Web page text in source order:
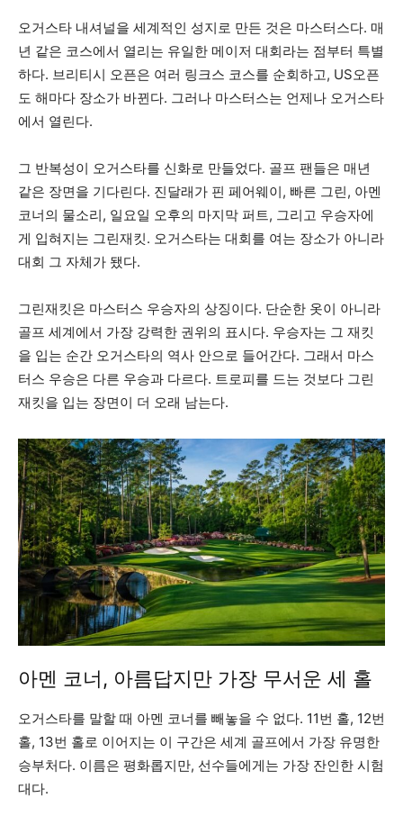
오거스타 내셔널을 세계적인 성지로 만든 것은 마스터스다. 매
년 같은 코스에서 열리는 유일한 메이저 대회라는 점부터 특별
하다. 브리티시 오픈은 여러 링크스 코스를 순회하고, US오픈
도 해마다 장소가 바뀐다. 그러나 마스터스는 언제나 오거스타
에서 열린다.
그 반복성이 오거스타를 신화로 만들었다. 골프 팬들은 매년
같은 장면을 기다린다. 진달래가 핀 페어웨이, 빠른 그린, 아멘
코너의 물소리, 일요일 오후의 마지막 퍼트, 그리고 우승자에
게 입혀지는 그린재킷. 오거스타는 대회를 여는 장소가 아니라
대회 그 자체가 됐다.
그린재킷은 마스터스 우승자의 상징이다. 단순한 옷이 아니라
골프 세계에서 가장 강력한 권위의 표시다. 우승자는 그 재킷
을 입는 순간 오거스타의 역사 안으로 들어간다. 그래서 마스
터스 우승은 다른 우승과 다르다. 트로피를 드는 것보다 그린
재킷을 입는 장면이 더 오래 남는다.
아멘 코너, 아름답지만 가장 무서운 세 홀
오거스타를 말할 때 아멘 코너를 빼놓을 수 없다. 11번 홀, 12번
홀, 13번 홀로 이어지는 이 구간은 세계 골프에서 가장 유명한
승부처다. 이름은 평화롭지만, 선수들에게는 가장 잔인한 시험
대다.